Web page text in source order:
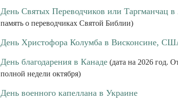
День Святых Переводчиков или Таргманчац
память о переводчиках Святой Библии)
День Христофора Колумба в Висконсине,
День благодарения в Канаде (дата на 2026 год.
полной недели октября)
День военного капеллана в Украине